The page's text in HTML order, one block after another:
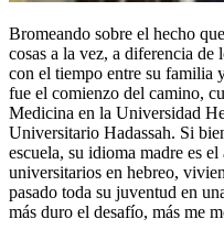
Bromeando sobre el hecho
cosas a la vez, a diferencia de
con el tiempo entre su familia
fue el comienzo del camino,
Medicina en la Universidad
Universitario Hadassah. Si
escuela, su idioma madre es
universitarios en hebreo,
pasado toda su juventud en
más duro el desafío, más me